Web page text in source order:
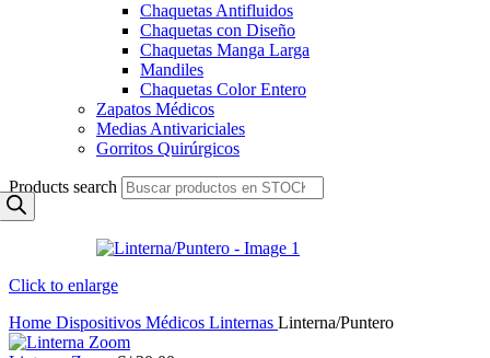
Chaquetas Antifluidos
Chaquetas con Diseño
Chaquetas Manga Larga
Mandiles
Chaquetas Color Entero
Zapatos Médicos
Medias Antivariciales
Gorritos Quirúrgicos
Products search
Click to enlarge
Home Dispositivos Médicos Linternas Linterna/Puntero